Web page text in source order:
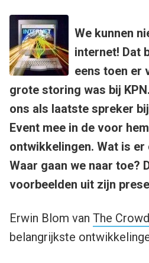
We kunnen
internet! Dat
eens toen er
grote storing was bij
ons als laatste spreker
Event mee in de voor
ontwikkelingen. Wat is er
Waar gaan we naar toe?
voorbeelden uit zijn
Erwin Blom van The
belangrijkste